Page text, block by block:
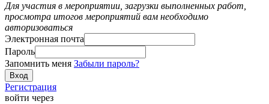
Для участия в мероприятии, загрузки выполненных работ,
просмотра итогов мероприятий вам необходимо
авторизоваться
Электронная почта
Пароль
Запомнить меня Забыли пароль?
Регистрация
войти через